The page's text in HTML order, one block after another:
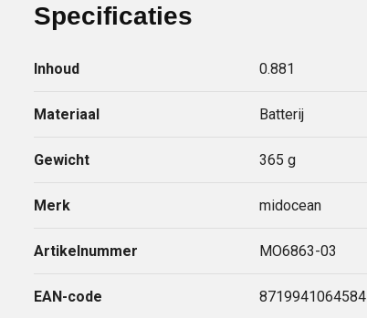
Specificaties
Inhoud 0.881
Materiaal Batterij
Gewicht 365 g
Merk midocean
Artikelnummer MO6863-03
EAN-code 8719941064584